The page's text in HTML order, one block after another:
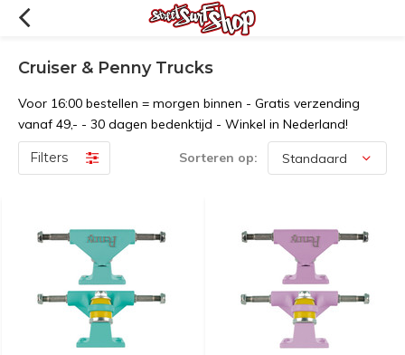
Cruiser & Penny Trucks
Voor 16:00 bestellen = morgen binnen - Gratis verzending
vanaf 49,- - 30 dagen bedenktijd - Winkel in Nederland!
Filters Sorteren op: